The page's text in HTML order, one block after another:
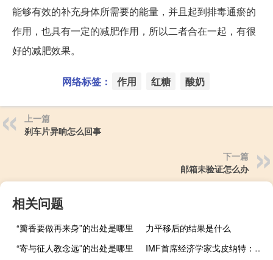
能够有效的补充身体所需要的能量，并且起到排毒通瘀的
作用，也具有一定的减肥作用，所以二者合在一起，有很
好的减肥效果。
网络标签： 作用 红糖 酸奶
上一篇
刹车片异响怎么回事
下一篇
邮箱未验证怎么办
相关问题
“瓣香要做再来身”的出处是哪里
力平移后的结果是什么
“寄与征人教念远”的出处是哪里
IMF首席经济学家戈皮纳特：仅在2023年大规模限制贸易的产业政策就增加了近六倍